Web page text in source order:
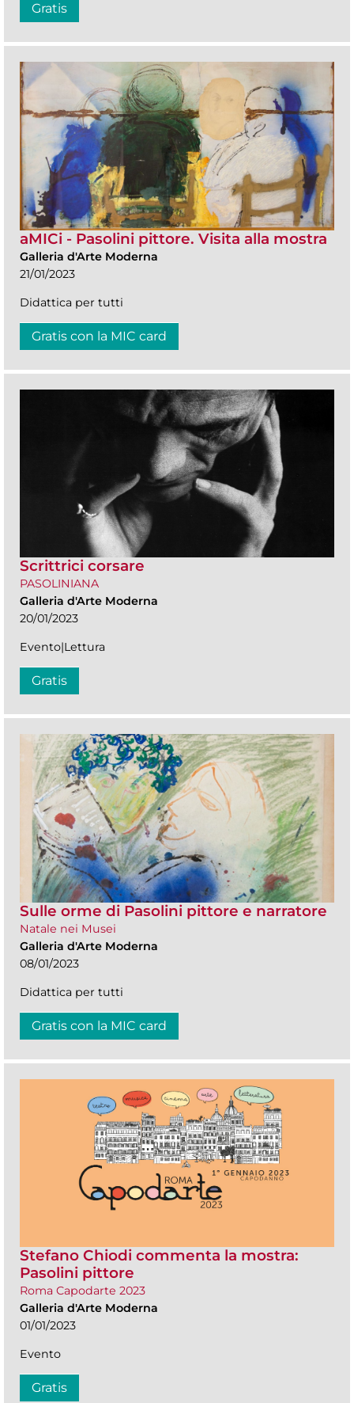
Gratis
aMICi - Pasolini pittore. Visita alla mostra
Galleria d'Arte Moderna
21/01/2023
Didattica per tutti
Gratis con la MIC card
Scrittrici corsare
PASOLINIANA
Galleria d'Arte Moderna
20/01/2023
Evento|Lettura
Gratis
Sulle orme di Pasolini pittore e narratore
Natale nei Musei
Galleria d'Arte Moderna
08/01/2023
Didattica per tutti
Gratis con la MIC card
Stefano Chiodi commenta la mostra:
Pasolini pittore
Roma Capodarte 2023
Galleria d'Arte Moderna
01/01/2023
Evento
Gratis